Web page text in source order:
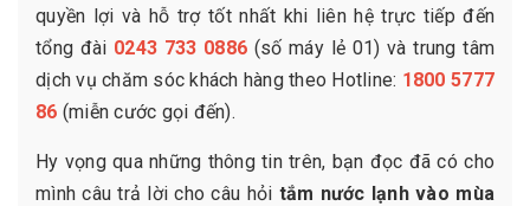
quyền lợi và hỗ trợ tốt nhất khi liên hệ trực tiếp đến
tổng đài 0243 733 0886 (số máy lẻ 01) và trung tâm
dịch vụ chăm sóc khách hàng theo Hotline: 1800 5777
86 (miễn cước gọi đến).
Hy vọng qua những thông tin trên, bạn đọc đã có cho
mình câu trả lời cho câu hỏi tắm nước lạnh vào mùa